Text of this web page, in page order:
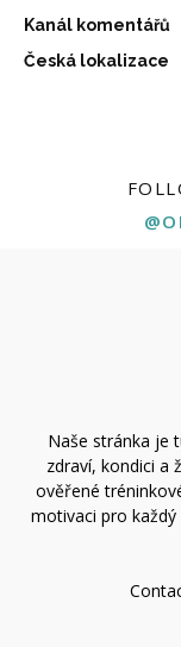
Kanál komentářů
Česká lokalizace
Naše stránka je
zdraví, kondici a
ověřené
motivaci pro